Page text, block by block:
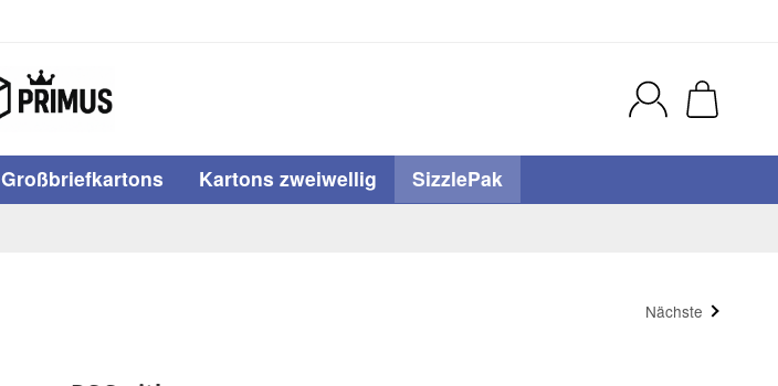
Großbriefkartons Kartons zweiwellig SizzlePak
Nächste